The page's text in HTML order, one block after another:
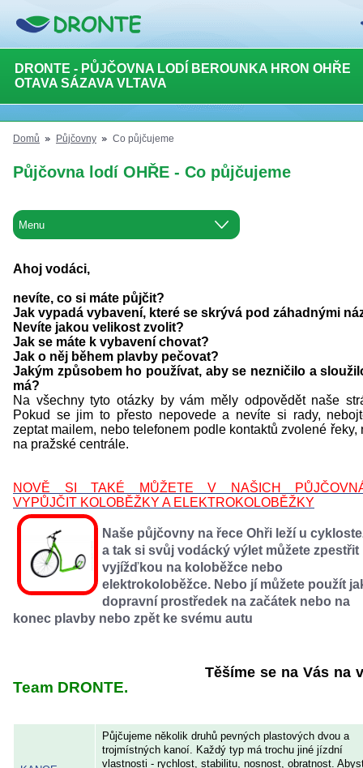
DRONTE - PŮJČOVNA LODÍ BEROUNKA HRON OHŘE
OTAVA SÁZAVA VLTAVA
Domů Půjčovny Co půjčujeme
Půjčovna lodí OHŘE - Co půjčujeme
Ahoj vodáci,
nevíte, co si máte půjčit?
Jak vypadá vybavení, které se skrývá pod záhadnými
Nevíte jakou velikost zvolit?
Jak se máte k vybavení chovat?
Jak o něj během plavby pečovat?
Jakým způsobem ho používat, aby se nezničilo a
má?
Na všechny tyto otázky by vám měly odpovědět naše
Pokud se jim to přesto nepovede a nevíte si rady,
zeptat mailem, nebo telefonem podle kontaktů zvolené řeky,
na pražské centrále.
NOVĚ SI TAKÉ MŮŽETE V NAŠICH
VYPŮJČIT KOLOBĚŽKY A ELEKTROKOLOBĚŽKY
Naše půjčovny na řece Ohři leží u
a tak si svůj vodácký výlet můžete zpestřit
vyjížďkou na koloběžce nebo
elektrokoloběžce. Nebo jí můžete použít
dopravní prostředek na začátek nebo na
konec plavby nebo zpět ke svému autu
Těšíme se na Vás na
Team DRONTE.
Půjčujeme několik druhů pevných plastových dvou a
trojmístných kanoí. Každý typ má trochu jiné jízdní
vlastnosti - rychlost, stabilitu, nosnost, obratnost.